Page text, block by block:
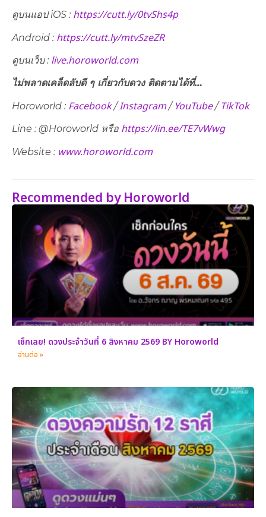
ดูบนแอป iOS : https://cutt.ly/0tvShs4p
Android : https://cutt.ly/mtvSzeZR
ดูบนเว็บ​ : live.horoworld.com
ไม่พลาดเคล็ดลับดี ๆ เกี่ยวกับดวง ติดตามได้ที่…
Horoworld : Facebook/Instagram/ YouTube/ TikTok
Line : @Horoworld หรือ https://lin.ee/TE7vWwg
Website : www.horoworld.com
Recommended by Horoworld
เช็กเลย! ดวงประจำวันที่ 6 สิงหาคม 2569 BY Horoworld
อ่านต่อ »